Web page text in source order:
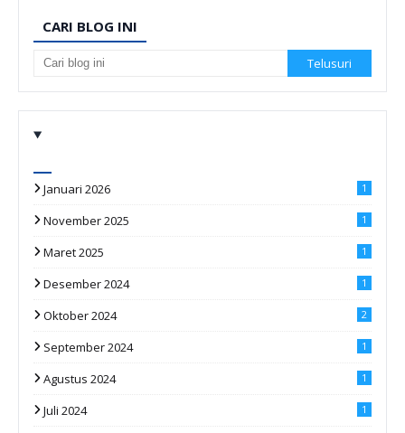
CARI BLOG INI
Januari 2026 1
November 2025 1
Maret 2025 1
Desember 2024 1
Oktober 2024 2
September 2024 1
Agustus 2024 1
Juli 2024 1